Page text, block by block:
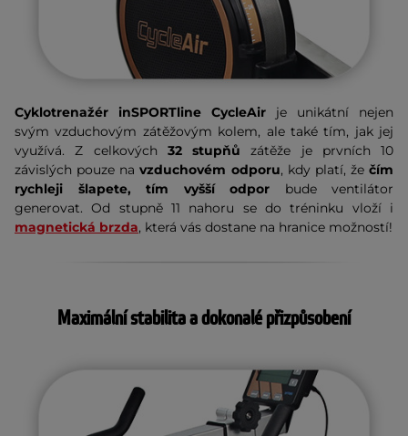
Cyklotrenažér inSPORTline CycleAir je unikátní nejen
svým vzduchovým zátěžovým kolem, ale také tím, jak jej
využívá. Z celkových 32 stupňů zátěže je prvních 10
závislých pouze navzduchovém odporu, kdy platí, žečím
rychleji šlapete, tím vyšší odpor bude ventilátor
generovat. Od stupně 11 nahoru se do tréninku vloží i
magnetická brzda, která vás dostane na hranice možností!
Maximální stabilita a dokonalé přizpůsobení